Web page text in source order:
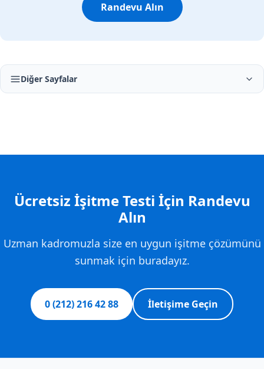
Randevu Alın
Diğer Sayfalar
Ücretsiz İşitme Testi İçin Randevu
Alın
Uzman kadromuzla size en uygun işitme çözümünü
sunmak için buradayız.
0 (212) 216 42 88 İletişime Geçin